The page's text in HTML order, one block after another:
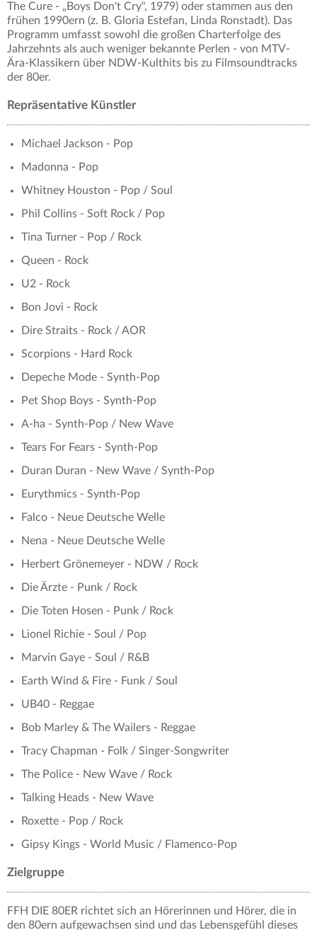
The Cure - „Boys Don't Cry", 1979) oder stammen aus den
frühen 1990ern (z. B. Gloria Estefan, Linda Ronstadt). Das
Programm umfasst sowohl die großen Charterfolge des
Jahrzehnts als auch weniger bekannte Perlen - von MTV-
Ära-Klassikern über NDW-Kulthits bis zu Filmsoundtracks
der 80er.
Repräsentative Künstler
Michael Jackson - Pop
Madonna - Pop
Whitney Houston - Pop / Soul
Phil Collins - Soft Rock / Pop
Tina Turner - Pop / Rock
Queen - Rock
U2 - Rock
Bon Jovi - Rock
Dire Straits - Rock / AOR
Scorpions - Hard Rock
Depeche Mode - Synth-Pop
Pet Shop Boys - Synth-Pop
A-ha - Synth-Pop / New Wave
Tears For Fears - Synth-Pop
Duran Duran - New Wave / Synth-Pop
Eurythmics - Synth-Pop
Falco - Neue Deutsche Welle
Nena - Neue Deutsche Welle
Herbert Grönemeyer - NDW / Rock
Die Ärzte - Punk / Rock
Die Toten Hosen - Punk / Rock
Lionel Richie - Soul / Pop
Marvin Gaye - Soul / R&B
Earth Wind & Fire - Funk / Soul
UB40 - Reggae
Bob Marley & The Wailers - Reggae
Tracy Chapman - Folk / Singer-Songwriter
The Police - New Wave / Rock
Talking Heads - New Wave
Roxette - Pop / Rock
Gipsy Kings - World Music / Flamenco-Pop
Zielgruppe
FFH DIE 80ER richtet sich an Hörerinnen und Hörer, die in
den 80ern aufgewachsen sind und das Lebensgefühl dieses